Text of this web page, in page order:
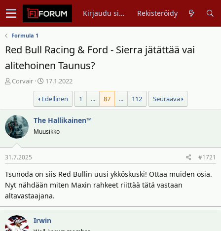
Kirjaudu sisään Rekisteröidy
Formula 1
Red Bull Racing & Ford - Sierra jätättää vai
alitehoinen Taunus?
V
s
t
i
k
e
t
u
n
a
l
o
i
Corvair
A
l
o
i
t
u
p
v
ä
m
ä
ä
17.1.2022
Edellinen
1 ... 87 ... 112 Seuraava
The Hallikainen™
Muusikko
31.7.2025 #1721
Tsunoda on siis Red Bullin uusi ykköskuski! Ottaa muiden osia.
Nyt nähdään miten Maxin rahkeet riittää tätä vastaan
altavastaajana.
Irwin